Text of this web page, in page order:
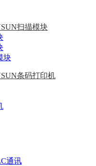
扫描模块
块
条码打印机
通讯